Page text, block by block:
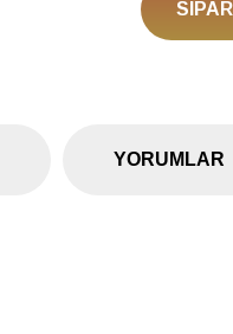
YORUMLAR